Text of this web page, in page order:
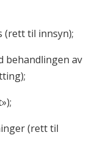
(rett til innsyn);
behandlingen av
(rett til